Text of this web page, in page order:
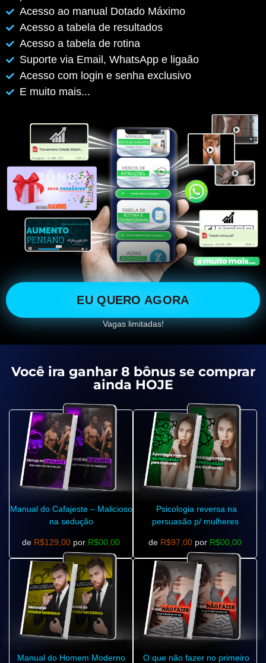
Acesso ao manual Dotado Máximo
Acesso a tabela de resultados
Acesso a tabela de rotina
Suporte via Email, WhatsApp e ligaão
Acesso com login e senha exclusivo
E muito mais...
EU QUERO AGORA
Vagas limitadas!
Você ira ganhar 8 bônus se comprar
ainda HOJE
Manual do Cafajeste – Malicioso
na sedução
de R$129,00 por R$00,00
Psicologia reversa na
persuasão p/ mulheres
de R$97,00 por R$00,00
Manual do Homem Moderno
O que não fazer no primeiro